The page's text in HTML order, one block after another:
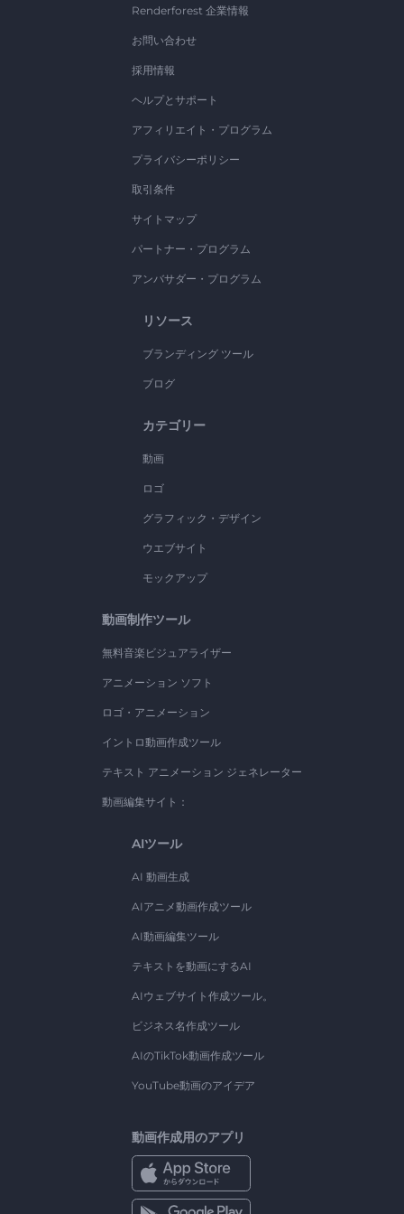
Renderforest 企業情報
お問い合わせ
採用情報
ヘルプとサポート
アフィリエイト・プログラム
プライバシーポリシー
取引条件
サイトマップ
パートナー・プログラム
アンバサダー・プログラム
リソース
ブランディング ツール
ブログ
カテゴリー
動画
ロゴ
グラフィック・デザイン
ウエブサイト
モックアップ
動画制作ツール
無料音楽ビジュアライザー
アニメーション ソフト
ロゴ・アニメーション
イントロ動画作成ツール
テキスト アニメーション ジェネレーター
動画編集サイト：
AIツール
AI 動画生成
AIアニメ動画作成ツール
AI動画編集ツール
テキストを動画にするAI
AIウェブサイト作成ツール。
ビジネス名作成ツール
AIのTikTok動画作成ツール
YouTube動画のアイデア
動画作成用のアプリ